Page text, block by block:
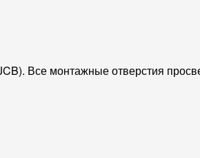
Все монтажные отверстия